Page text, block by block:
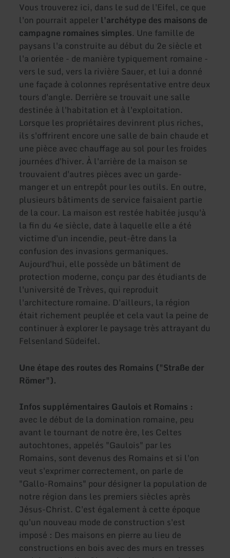
Vous trouverez ici, dans le sud de l'Eifel, ce que
l'on pourrait appelerl'archétype des maisons de
campagne romaines simples. Une famille de
paysans l'a construite au début du 2e siècle et
l'a orientée - de manière typiquement romaine -
vers le sud, vers la rivière Sauer, et lui a donné
une façade à colonnes représentative entre deux
tours d'angle. Derrière se trouvait une salle
destinée à l'habitation et à l'exploitation.
Lorsque les propriétaires devinrent plus riches,
ils s'offrirent encore une salle de bain chaude et
une pièce avec chauffage au sol pour les froides
journées d'hiver. À l'arrière de la maison se
trouvaient d'autres pièces avec un garde-
manger et un entrepôt pour les outils. En outre,
plusieurs bâtiments de service faisaient partie
de la cour. La maison est restée habitée jusqu'à
la fin du 4e siècle, date à laquelle elle a été
victime d'un incendie, peut-être dans la
confusion des invasions germaniques.
Aujourd'hui, elle possède un bâtiment de
protection moderne, conçu par des étudiants de
l'université de Trèves, qui reproduit
l'architecture romaine. D'ailleurs, la région
était richement peuplée et cela vaut la peine de
continuer à explorer le paysage très attrayant du
Felsenland Südeifel.
Une étape des routes des Romains ("Straße der
Römer").
Infos supplémentaires Gaulois et Romains :
avec le début de la domination romaine, peu
avant le tournant de notre ère, les Celtes
autochtones, appelés "Gaulois" par les
Romains, sont devenus des Romains et si l'on
veut s'exprimer correctement, on parle de
"Gallo-Romains" pour désigner la population de
notre région dans les premiers siècles après
Jésus-Christ. C'est également à cette époque
qu'un nouveau mode de construction s'est
imposé : Des maisons en pierre au lieu de
constructions en bois avec des murs en tresses